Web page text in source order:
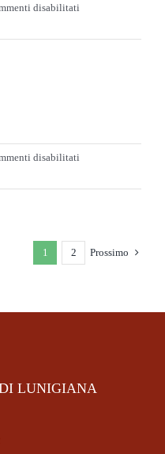
disabilitati
Bottega
disabilitati
Pungiglione
1 2 Prossimo
LUNIGIANA